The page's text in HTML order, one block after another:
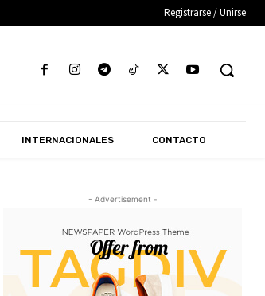
Registrarse / Unirse
INTERNACIONALES CONTACTO
- Advertisement -